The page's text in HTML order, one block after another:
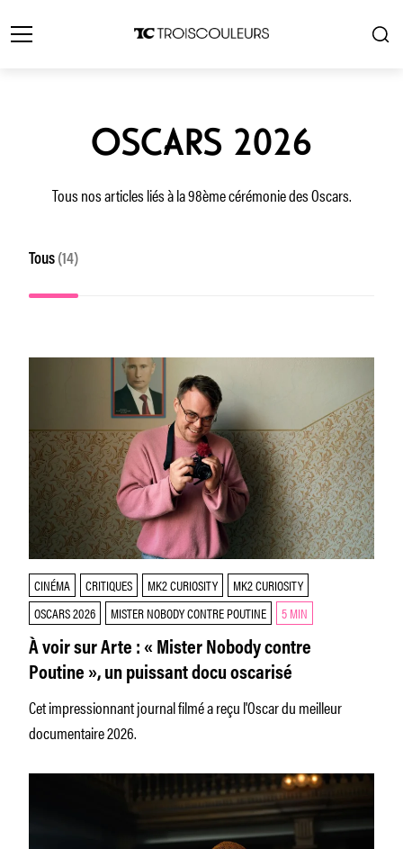
OSCARS 2026
Tous nos articles liés à la 98ème cérémonie des Oscars.
Tous (14)
CINÉMA CRITIQUES MK2 CURIOSITY
MK2 CURIOSITY
OSCARS 2026
MISTER NOBODY CONTRE POUTINE 5 MIN
À voir sur Arte : « Mister Nobody contre
Poutine », un puissant docu oscarisé
Cet impressionnant journal filmé a reçu l'Oscar du meilleur
documentaire 2026.